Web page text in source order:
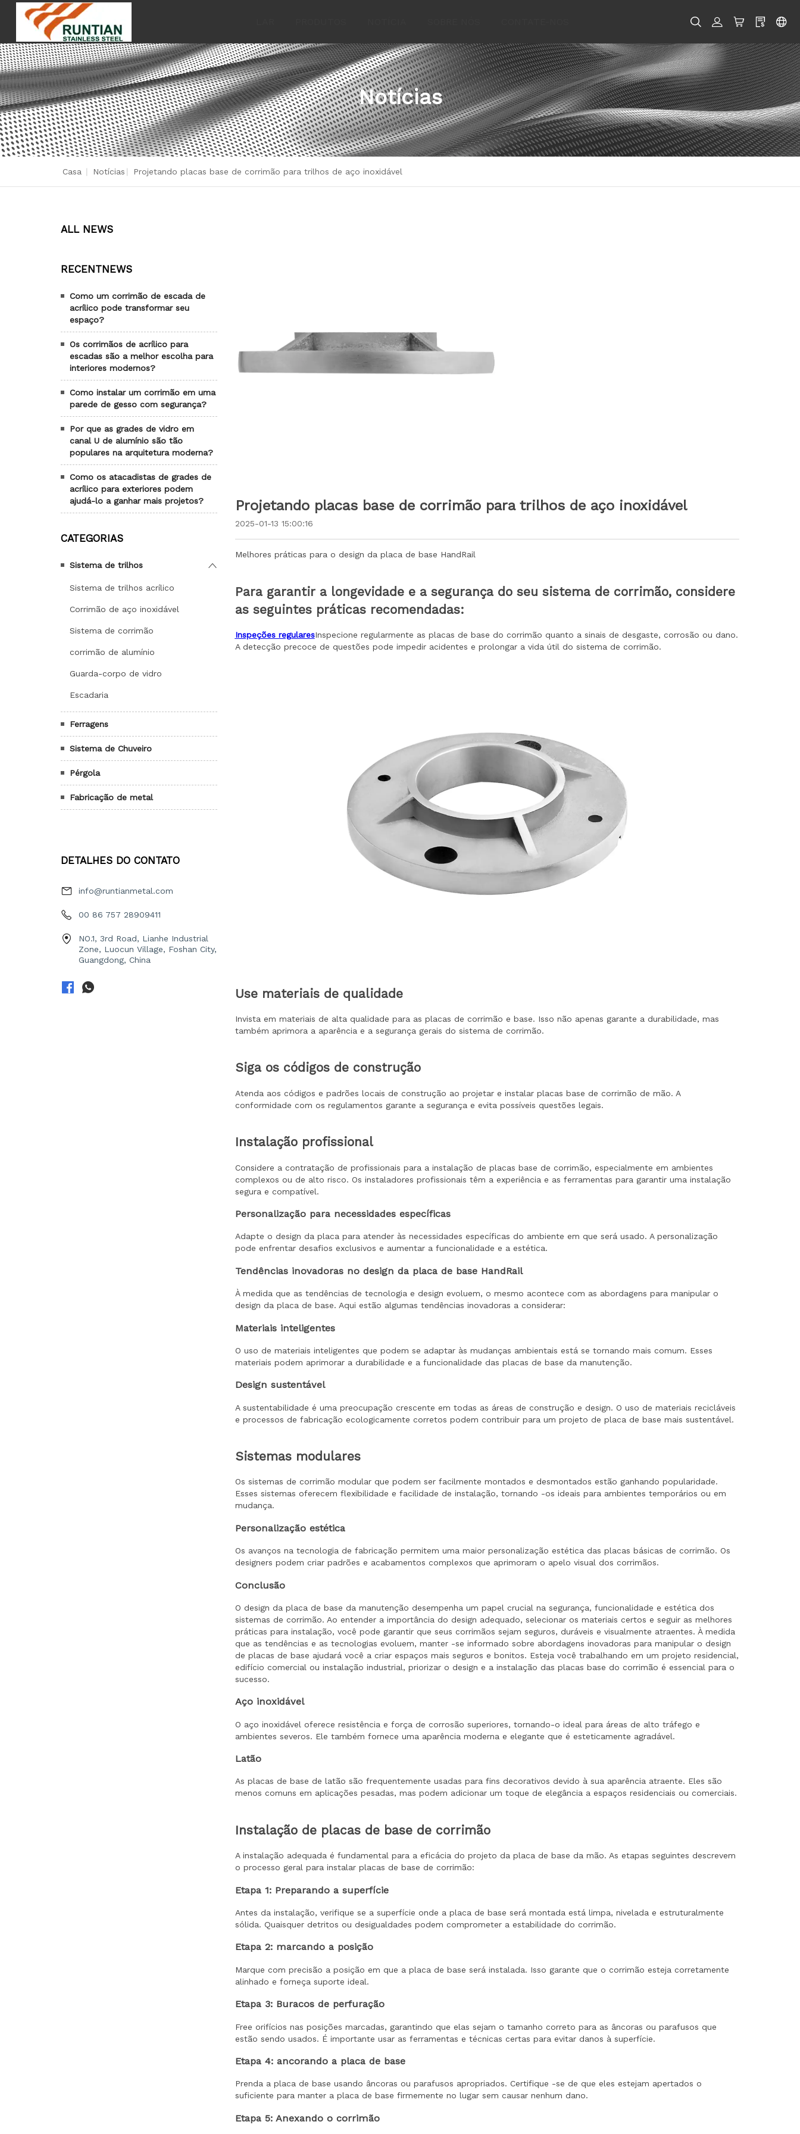
Notícias
Casa Notícias Projetando placas base de corrimão para trilhos de aço inoxidável
ALL NEWS
RECENTNEWS
Como um corrimão de escada de
acrílico pode transformar seu
espaço?
Os corrimãos de acrílico para
escadas são a melhor escolha para
interiores modernos?
Como instalar um corrimão em uma
parede de gesso com segurança?
Por que as grades de vidro em
canal U de alumínio são tão
populares na arquitetura moderna?
Como os atacadistas de grades de
acrílico para exteriores podem
ajudá-lo a ganhar mais projetos?
CATEGORIAS
Sistema de trilhos
Sistema de trilhos acrílico
Corrimão de aço inoxidável
Sistema de corrimão
corrimão de alumínio
Guarda-corpo de vidro
Escadaria
Ferragens
Sistema de Chuveiro
Pérgola
Fabricação de metal
DETALHES DO CONTATO
info@runtianmetal.com
00 86 757 28909411
NO.1, 3rd Road, Lianhe Industrial
Zone, Luocun Village, Foshan City,
Guangdong, China
Projetando placas base de corrimão para trilhos de aço inoxidável
2025-01-13 15:00:16